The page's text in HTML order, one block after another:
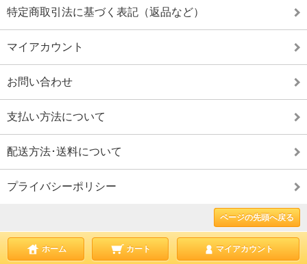
特定商取引法に基づく表記（返品など）
マイアカウント
お問い合わせ
支払い方法について
配送方法･送料について
プライバシーポリシー
ページの先頭へ戻る
ホーム カート マイアカウント